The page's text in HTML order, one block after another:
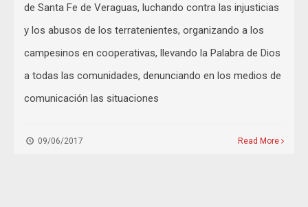
de Santa Fe de Veraguas, luchando contra las injusticias
y los abusos de los terratenientes, organizando a los
campesinos en cooperativas, llevando la Palabra de Dios
a todas las comunidades, denunciando en los medios de
comunicación las situaciones
09/06/2017 Read More